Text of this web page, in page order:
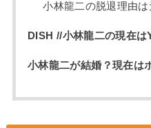
小林龍二の脱退理由
DISH //小林龍二の現在は
小林龍二が結婚？現在は